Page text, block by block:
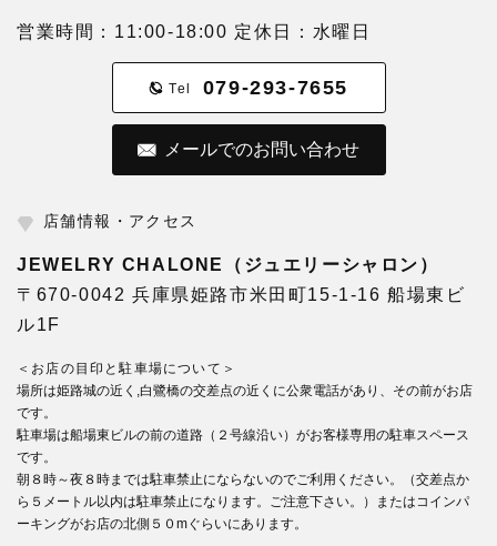
営業時間：11:00-18:00 定休日：水曜日
Tel 079-293-7655
メールでのお問い合わせ
店舗情報・アクセス
JEWELRY CHALONE（ジュエリーシャロン）
〒670-0042 兵庫県姫路市米田町15-1-16 船場東ビ
ル1F
＜お店の目印と駐車場について＞
場所は姫路城の近く,白鷺橋の交差点の近くに公衆電話があり、その前がお店
です。
駐車場は船場東ビルの前の道路（２号線沿い）がお客様専用の駐車スペース
です。
朝８時～夜８時までは駐車禁止にならないのでご利用ください。（交差点か
ら５メートル以内は駐車禁止になります。ご注意下さい。）またはコインパ
ーキングがお店の北側５０mぐらいにあります。